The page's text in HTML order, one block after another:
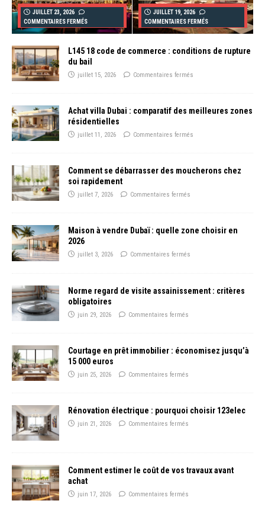
JUILLET 23, 2026
COMMENTAIRES FERMÉS
JUILLET 19, 2026
COMMENTAIRES FERMÉS
L145 18 code de commerce : conditions de rupture
du bail
juillet 15, 2026 Commentaires fermés
Achat villa Dubai : comparatif des meilleures zones
résidentielles
juillet 11, 2026 Commentaires fermés
Comment se débarrasser des moucherons chez
soi rapidement
juillet 7, 2026 Commentaires fermés
Maison à vendre Dubaï : quelle zone choisir en
2026
juillet 3, 2026 Commentaires fermés
Norme regard de visite assainissement : critères
obligatoires
juin 29, 2026 Commentaires fermés
Courtage en prêt immobilier : économisez jusqu’à
15 000 euros
juin 25, 2026 Commentaires fermés
Rénovation électrique : pourquoi choisir 123elec
juin 21, 2026 Commentaires fermés
Comment estimer le coût de vos travaux avant
achat
juin 17, 2026 Commentaires fermés